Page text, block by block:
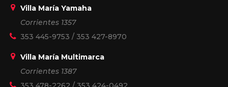
Villa María Yamaha
Corrientes 1357
353 445-9753 / 353 427-8970
Villa María Multimarca
Corrientes 1387